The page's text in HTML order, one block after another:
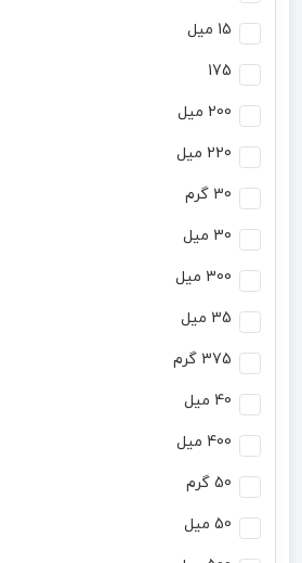
15 میل
175
200 میل
220 میل
30 گرم
30 میل
300 میل
35 میل
375 گرم
40 میل
400 میل
50 گرم
50 میل